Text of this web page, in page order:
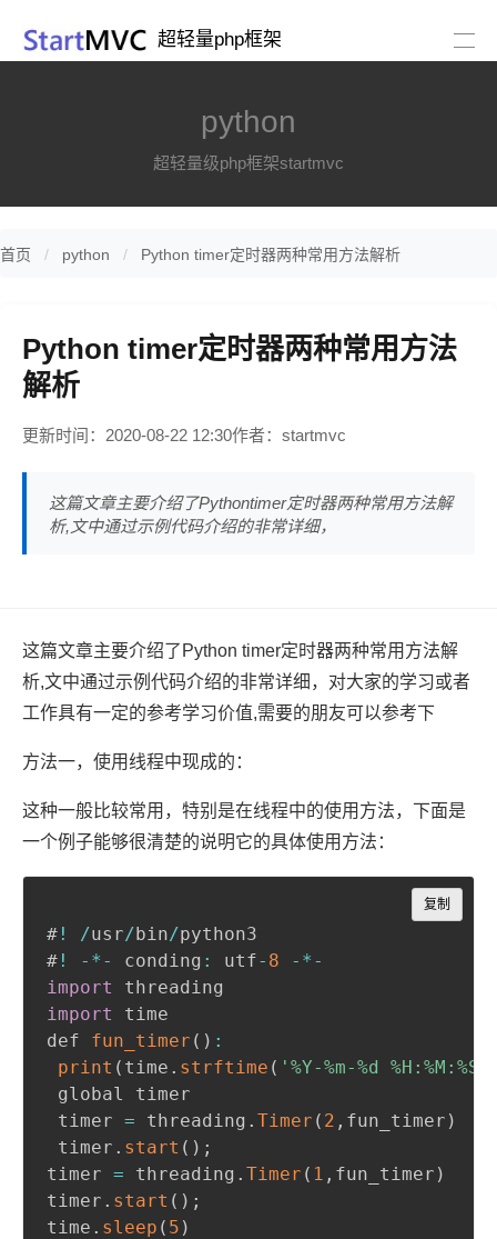
超轻量php框架
python
超轻量级php框架startmvc
首页 python Python timer定时器两种常用方法解析
Python timer定时器两种常用方法
解析
更新时间：2020-08-22 12:30作者：startmvc
这篇文章主要介绍了Pythontimer定时器两种常用方法解
析,文中通过示例代码介绍的非常详细，
这篇文章主要介绍了Python timer定时器两种常用方法解
析,文中通过示例代码介绍的非常详细，对大家的学习或者
工作具有一定的参考学习价值,需要的朋友可以参考下
方法一，使用线程中现成的：
这种一般比较常用，特别是在线程中的使用方法，下面是
一个例子能够很清楚的说明它的具体使用方法：
# ! /usr/bin/python3
# ! - * - conding : utf- 8 - * -
import
import
time
def fun_timer ( ) :
print ( time . strftime ( '%Y-%m-%d %H:%M:%S'
global timer
timer = threading . Timer ( 2 , fun_timer )
timer . start ( ) ;
timer = threading . Timer ( 1 , fun_timer )
timer . start ( ) ;
time . sleep ( 5 )
复制
Copy